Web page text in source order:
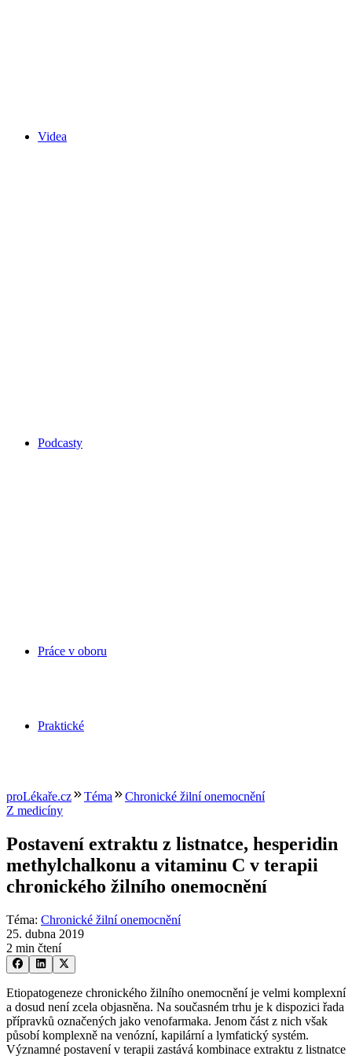
Videa
Podcasty
Práce v oboru
Praktické
proLékaře.cz Téma
Chronické žilní onemocnění
Z medicíny
Postavení extraktu z listnatce, hesperidin
methylchalkonu a vitaminu C v terapii
chronického žilního onemocnění
Téma: Chronické žilní onemocnění
25. dubna 2019
2 min čtení
Etiopatogeneze chronického žilního onemocnění je velmi komplexní
a dosud není zcela objasněna. Na současném trhu je k dispozici řada
přípravků označených jako venofarmaka. Jenom část z nich však
působí komplexně na venózní, kapilární a lymfatický systém.
Významné postavení v terapii zastává kombinace extraktu z listnatce